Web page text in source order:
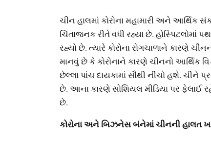
ચીન હાલમાં કોરોના મહામારી અને આર્થિક
ચિંતાજનક રીતે વધી રહ્યા છે.
રહ્યો છે. ત્યારે કોરોના રોગચાળાને કારણે
માનવું છે કે કોરોનાને કારણે ચીનનો આર્થિક
છેલ્લા પાંચ દાયકામાં સૌથી નીચો હશે. ચીને
છે. આના કારણે સોશિયલ મીડિયા પર ફેલાઈ
છે.
કોરોના અને બિઝનેસ બંનેમાં ચીનની હાલત